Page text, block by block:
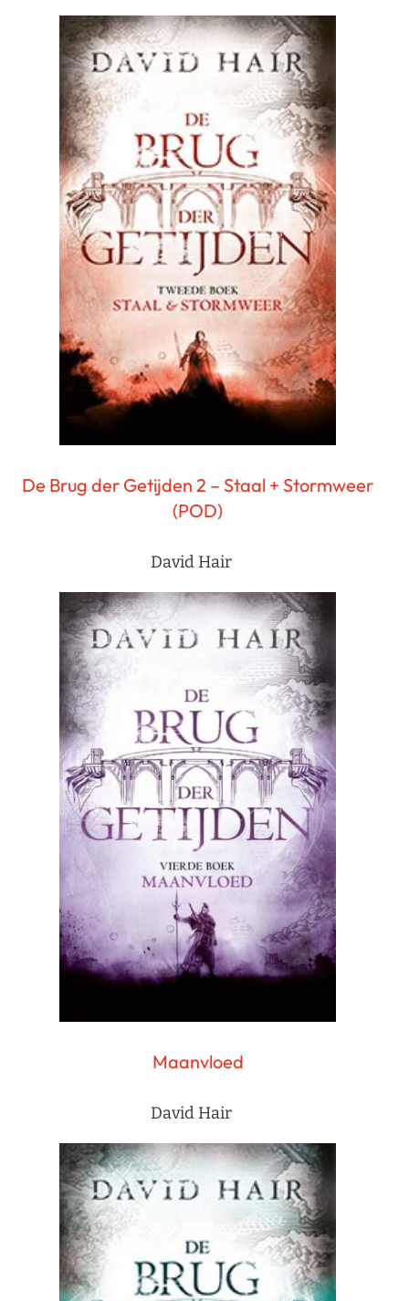
De Brug der Getijden 2 – Staal + Stormweer
(POD)
David Hair
Maanvloed
David Hair